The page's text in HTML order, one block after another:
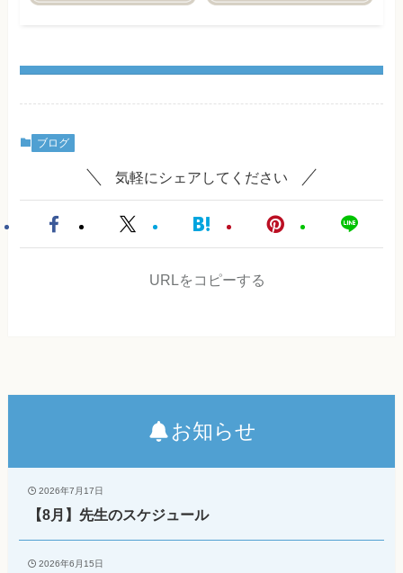
ブログ
気軽にシェアしてください
URLをコピーする
お知らせ
2026年7月17日
【8月】先生のスケジュール
2026年6月15日